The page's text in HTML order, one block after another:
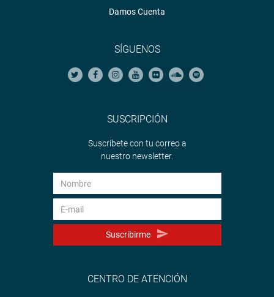
Damos Cuenta
SÍGUENOS
SUSCRIPCIÓN
Suscríbete con tu correo a
nuestro newsletter.
Suscribirme
CENTRO DE ATENCIÓN